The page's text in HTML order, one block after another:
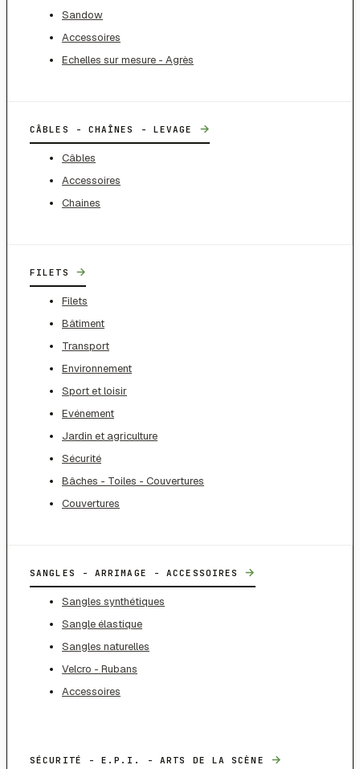
Sandow
Accessoires
Echelles sur mesure - Agrès
CÂBLES - CHAÎNES - LEVAGE →
Câbles
Accessoires
Chaines
FILETS →
Filets
Bâtiment
Transport
Environnement
Sport et loisir
Evénement
Jardin et agriculture
Sécurité
Bâches - Toiles - Couvertures
Couvertures
SANGLES - ARRIMAGE - ACCESSOIRES →
Sangles synthétiques
Sangle élastique
Sangles naturelles
Velcro - Rubans
Accessoires
SÉCURITÉ - E.P.I. - ARTS DE LA SCÈNE →